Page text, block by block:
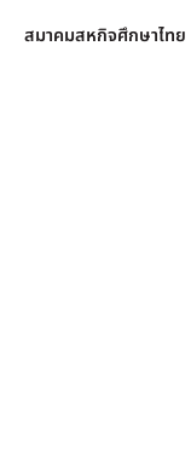
สมาคมสหกิจศึกษาไทย